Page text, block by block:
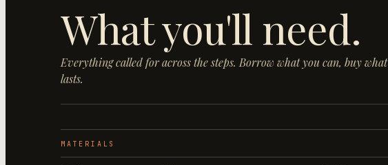
What you'll need.
Everything called for across the steps. Borrow what you can, buy what
lasts.
MATERIALS